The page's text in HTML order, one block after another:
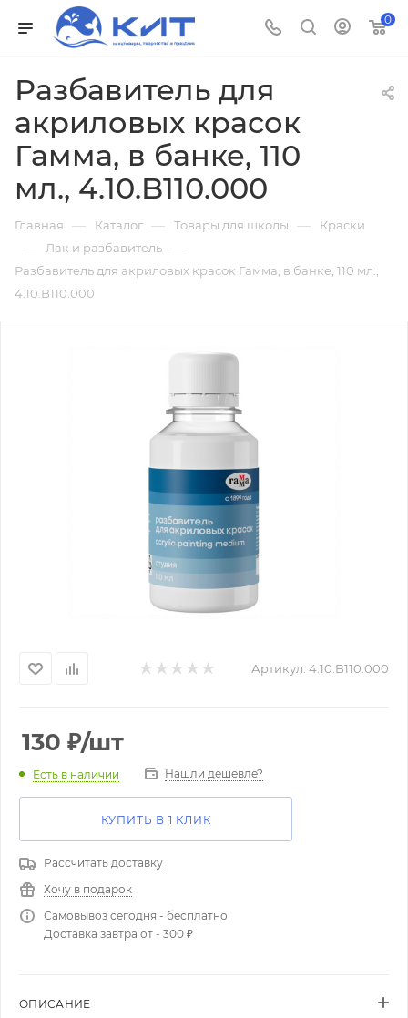
0
Разбавитель для
акриловых красок
Гамма, в банке, 110
мл., 4.10.B110.000
Главная — Каталог — Товары для школы — Краски
— Лак и разбавитель —
Разбавитель для акриловых красок Гамма, в банке, 110 мл.,
4.10.B110.000
Артикул: 4.10.B110.000
130 ₽/шт
Есть в наличии Нашли дешевле?
КУПИТЬ В 1 КЛИК
Рассчитать доставку
Хочу в подарок
Самовывоз сегодня - бесплатно
Доставка завтра от - 300 ₽
ОПИСАНИЕ